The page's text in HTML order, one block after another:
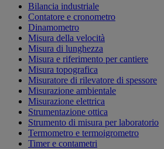
Bilancia industriale
Contatore e cronometro
Dinamometro
Misura della velocità
Misura di lunghezza
Misura e riferimento per cantiere
Misura topografica
Misuratore di rilevatore di spessore
Misurazione ambientale
Misurazione elettrica
Strumentazione ottica
Strumento di misura per laboratorio
Termometro e termoigrometro
Timer e contametri